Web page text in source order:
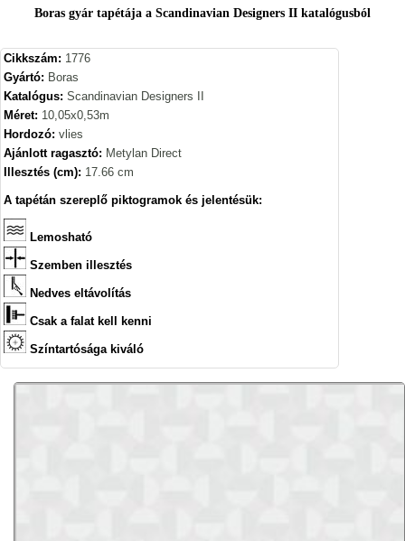
Boras gyár tapétája a Scandinavian Designers II katalógusból
Cikkszám: 1776
Gyártó: Boras
Katalógus: Scandinavian Designers II
Méret: 10,05x0,53m
Hordozó: vlies
Ajánlott ragasztó: Metylan Direct
Illesztés (cm): 17.66 cm
A tapétán szereplő piktogramok és jelentésük:
Lemosható
Szemben illesztés
Nedves eltávolítás
Csak a falat kell kenni
Színtartósága kiváló